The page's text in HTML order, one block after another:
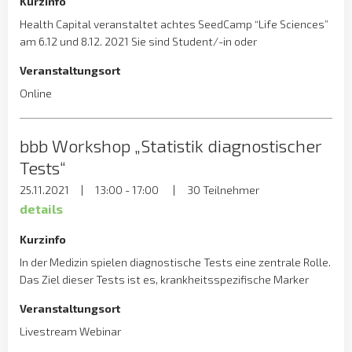
Health Capital veranstaltet achtes SeedCamp “Life Sciences”
am 6.12 und 8.12. 2021 Sie sind Student/-in oder
spielen mit dem Gedanken ein Unternehmen zu gründen? Sie
möchten sich über die wesentlichen Herausforderungen,
erfolgreichen Unternehmern einen Einblick in die […]
Veranstaltungsort
Online
bbb Workshop „Statistik diagnostischer
Tests“
25.11.2021 | 13:00 - 17:00 | 30 Teilnehmer
details
Kurzinfo
In der Medizin spielen diagnostische Tests eine zentrale Rolle.
Das Ziel dieser Tests ist es, krankheitsspezifische Marker
Krankheit nachzuweisen oder auch auszuschließen. Zur
Entwicklung von diagnostischen Testverfahren und zur
Veranstaltungsort
Livestream Webinar